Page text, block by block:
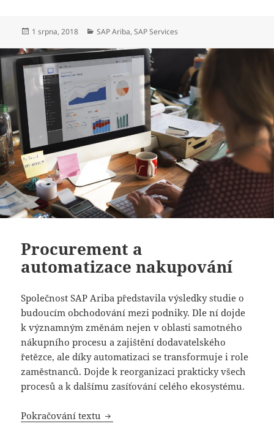
Publikováno:
1 srpna, 2018 Rubriky:
SAP Ariba,SAP Services
Procurement a
automatizace nakupování
Společnost SAP Ariba představila výsledky studie o
budoucím obchodování mezi podniky. Dle ní dojde
k významným změnám nejen v oblasti samotného
nákupního procesu a zajištění dodavatelského
řetězce, ale díky automatizaci se transformuje i role
zaměstnanců. Dojde k reorganizaci prakticky všech
procesů a k dalšímu zasíťování celého ekosystému.
Pokračování textu Procurement a automatizace